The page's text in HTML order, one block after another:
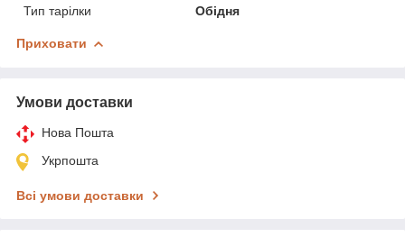
Тип тарілки
Обідня
Приховати
Умови доставки
Нова Пошта
Укрпошта
Всі умови доставки